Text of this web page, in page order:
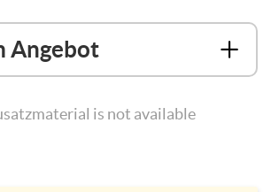
Angebot
is not available